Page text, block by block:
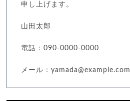
申し上げます。
山田太郎
電話：090-0000-0000
メール：yamada@example.com